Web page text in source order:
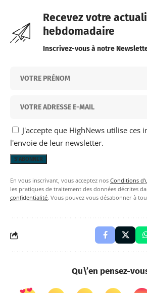
Recevez votre
hebdomadaire
Inscrivez-vous à notre
J'accepte que HighNews utilise
l'envoie de leur newsletter.
En vous inscrivant, vous acceptez nos Conditions
les pratiques de traitement des données décrites
confidentialité. Vous pouvez vous désabonner à
Qu\’en pensez-